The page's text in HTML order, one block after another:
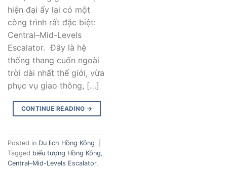
hiện đại ấy lại có một
công trình rất đặc biệt:
Central–Mid-Levels
Escalator. Đây là hệ
thống thang cuốn ngoài
trời dài nhất thế giới, vừa
phục vụ giao thông, […]
CONTINUE READING →
Posted in Du lịch Hồng Kông
Tagged biểu tượng Hồng Kông,
Central–Mid-Levels Escalator,